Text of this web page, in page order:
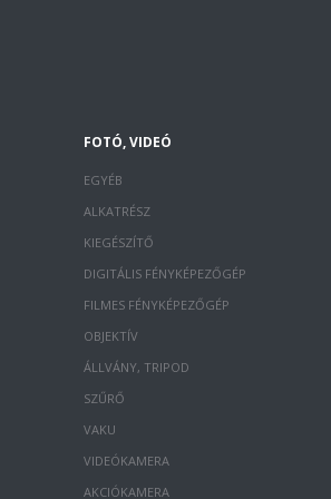
FOTÓ, VIDEÓ
EGYÉB
ALKATRÉSZ
KIEGÉSZÍTŐ
DIGITÁLIS FÉNYKÉPEZŐGÉP
FILMES FÉNYKÉPEZŐGÉP
OBJEKTÍV
ÁLLVÁNY, TRIPOD
SZŰRŐ
VAKU
VIDEÓKAMERA
AKCIÓKAMERA